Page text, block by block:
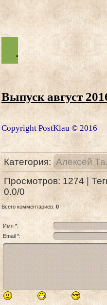
Выпуск август
Copyright PostKlau © 2016
Категория: Алексей
Просмотров: 1274
0.0/0
Всего комментариев: 0
Имя *:
Email *: